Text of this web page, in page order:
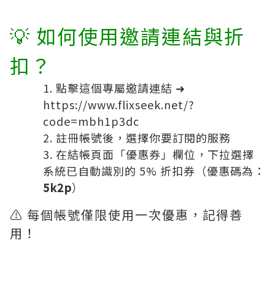
💡 如何使用邀請連結與折
扣？
點擊這個專屬邀請連結 ➜
https://www.flixseek.net/?
code=mbh1p3dc
註冊帳號後，選擇你要訂閱的服務
在結帳頁面「優惠券」欄位，下拉選擇
系統已自動識別的 5% 折扣券（優惠碼為：
5k2p）
⚠️ 每個帳號僅限使用一次優惠，記得善
用！